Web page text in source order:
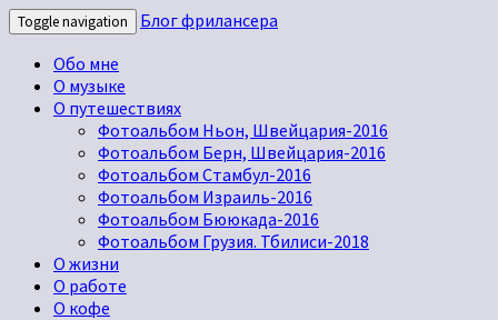
Toggle navigation
Блог фрилансера
Обо мне
О музыке
О путешествиях
Фотоальбом Ньон, Швейцария-2016
Фотоальбом Берн, Швейцария-2016
Фотоальбом Стамбул-2016
Фотоальбом Израиль-2016
Фотоальбом Бююкада-2016
Фотоальбом Грузия. Тбилиси-2018
О жизни
О работе
О кофе